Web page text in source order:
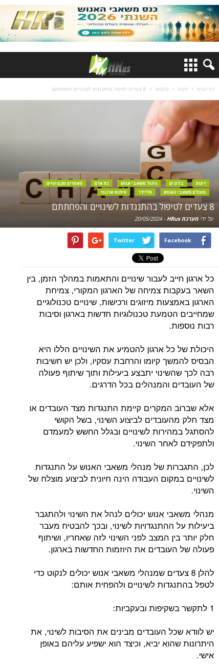
דף הבית דעות בלוגים 8 צעדים לטיפול בהתנגדות לשינויים והפחתתם
דעות בלוגים ניהול משאבי אנוש כח אדם
מאמרים מקצועיים
מעולם משאבי האנוש
סליידר פיתוח ארגוני
8 צעדים לטיפול בהתנגדות לשינויים והפחתתם
על ידי מערכת HRus -
20/05/2024
Facebook
Twitter
כל ארגון חייב לעבור שינויים והתאמות במהלך הזמן, בין
השאר בעקבות צמיחה של הארגון המקורי, צמיחת
הארגון באמצעות מיזוגים ורכישות, שינויים טכנולוגיים
שמחייבים הטמעת טכנולוגיות חדשות בארגון וסיבות
רבות נוספות.
היכולת של כל ארגון להטמיע את השינויים הללו היא
הבסיס להמשך קיומו והרחבת עסקיו, ולכן יש חשיבות
רבה לכך שהשינוי יתבצע ביעילות ותוך שיתוף פעולה
של העובדים והמנהלים בכל הדרגים.
אלא שברוב המקרים קיימת התנגדות מצד העובדים או
מצד חלק מהעובדים לביצוע השינוי, בשל הקושי
להסתגל במהירות לשינויים ובגלל החשש למעמדם
ולתפקידם לאחר השינוי.
לכן, התגברות של מנהלי משאבי האנוש על התנגדות
לשינויים במקום העבודה הינה חיונית לביצוע מוצלח של
השינוי.
מנהלי משאבי אנוש יכולים לנהל את השינוי ולהתגבר
ביעילות על ההתנגדויות לשינוי, ובכך להבטיח מעבר
חלק יותר בין המצב לפני השינוי לזה שאחריו, ושיתוף
פעולה של העובדים את היוזמות החדשות בארגון.
להלן 8 צעדים שמנהלי משאבי אנוש יכולים לנקוט כדי
לטפל בהתנגדות לשינויים ולהפחית אותם:
1 לתקשר בשקיפות ובעקביות:
יש לוודא שכל העובדים מבינים את הסיבות לשינוי, את
היתרונות שהוא יביא, וכיצד הוא ישפיע עליהם באופן
אישי.